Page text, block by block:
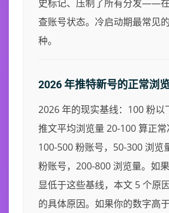
史标记、压制了所有分发——
查账号状态。冷启动期最常见
种。
2026 年推特新号的正常浏
2026 年的现实基线：100 粉以
推文平均浏览量 20-100 算正常
100-500 粉账号，50-300 浏览
粉账号，200-800 浏览量。如
显低于这些基线，本文 5 个原
的具体原因。如果你的数字高